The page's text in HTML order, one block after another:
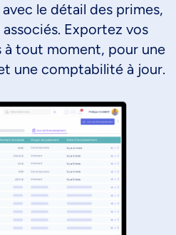
le détail des primes,
Exportez vos
à tout moment, pour une
une comptabilité à jour.